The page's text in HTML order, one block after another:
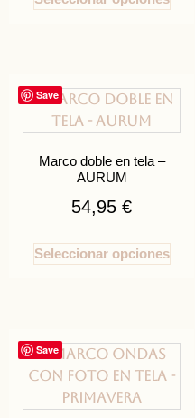
Save
Marco doble en tela –
AURUM
54,95€
Seleccionar opciones
Save